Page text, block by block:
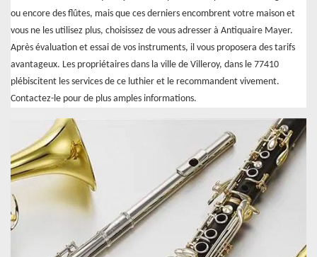
ou encore des flûtes, mais que ces derniers encombrent votre maison et
vous ne les utilisez plus, choisissez de vous adresser à Antiquaire Mayer.
Après évaluation et essai de vos instruments, il vous proposera des tarifs
avantageux. Les propriétaires dans la ville de Villeroy, dans le 77410
plébiscitent les services de ce luthier et le recommandent vivement.
Contactez-le pour de plus amples informations.